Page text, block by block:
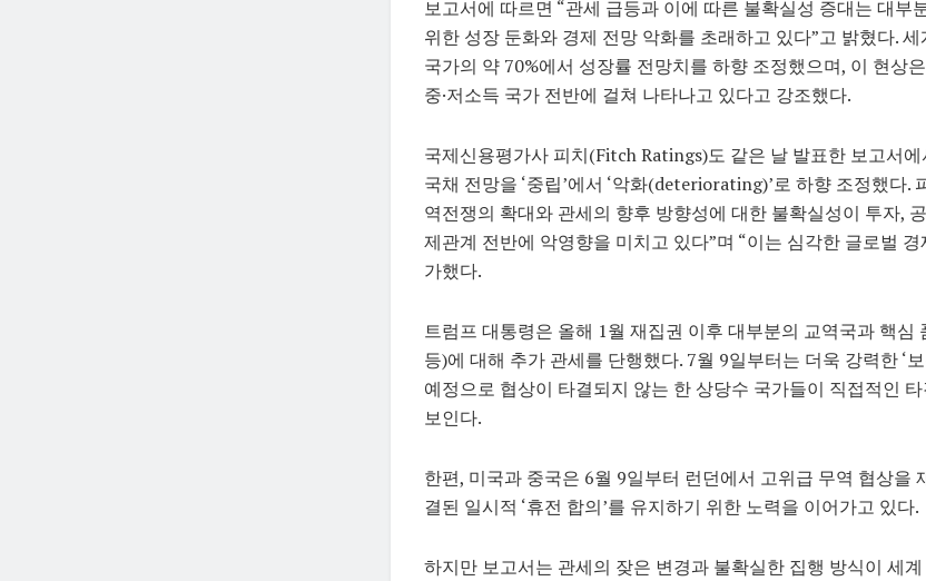
보고서에 따르면 “관세 급등과 이에 따른 불확실성 증대는 대부
위한 성장 둔화와 경제 전망 악화를 초래하고 있다”고 밝혔다.
국가의 약 70%에서 성장률 전망치를 하향 조정했으며, 이 현상
중·저소득 국가 전반에 걸쳐 나타나고 있다고 강조했다.
국제신용평가사 피치(Fitch Ratings)도 같은 날 발표한 보고서
국채 전망을 ‘중립’에서 ‘악화(deteriorating)’로 하향 조정했다.
역전쟁의 확대와 관세의 향후 방향성에 대한 불확실성이 투자,
제관계 전반에 악영향을 미치고 있다”며 “이는 심각한 글로벌 경
가했다.
트럼프 대통령은 올해 1월 재집권 이후 대부분의 교역국과 핵심
등)에 대해 추가 관세를 단행했다. 7월 9일부터는 더욱 강력한 ‘
예정으로 협상이 타결되지 않는 한 상당수 국가들이 직접적인
보인다.
한편, 미국과 중국은 6월 9일부터 런던에서 고위급 무역 협상을
결된 일시적 ‘휴전 합의’를 유지하기 위한 노력을 이어가고 있다.
하지만 보고서는 관세의 잦은 변경과 불확실한 집행 방식이 세